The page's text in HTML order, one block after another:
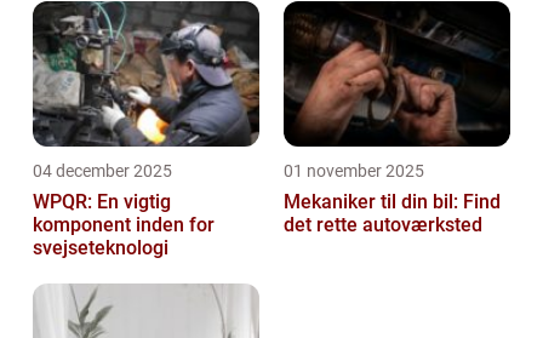
04 december 2025
WPQR: En vigtig
komponent inden for
svejseteknologi
01 november 2025
Mekaniker til din bil: Find
det rette autoværksted